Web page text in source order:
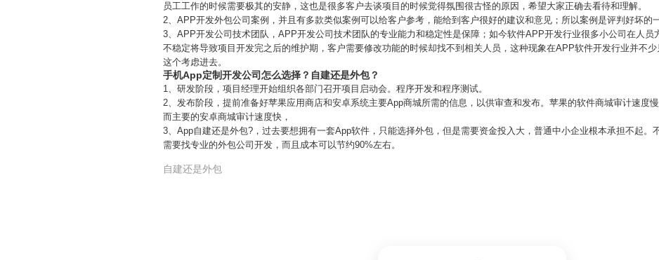
员工工作的时候需要极其的安静，这也是很多客户去谈项目的时候觉得氛围很古怪的原因，希望大家正确去看待和理解。
2、APP开发外包公司案例，并且有多款类似案例可以给客户参考，能给到客户很好的建议和意见；所以案例是评判好坏的
3、APP开发公司技术团队，APP开发公司技术团队的专业能力和稳定性是保障；如今软件APP开发行业很多小公司在人员
不稳定将导致项目开发完之后的维护期，客户需要修改功能的时候却找不到相关人员，这种现象在APP软件开发行业并不
这个考虑进去。
手机App定制开发公司怎么选择？自建还是外包？
1、研发阶段，项目经理开始组织各部门召开项目启动会。程序开发和程序测试。
2、发布阶段，提前准备好苹果应用商店和安卓系统主要App商城所需的信息，以供审查和发布。苹果的软件商城审计速度
而主要的安卓商城审计速度快，
3、App自建还是外包?，过去要想拥有一套App软件，只能选择外包，但是需要资金投入大，普通中小企业根本承担不起。
需要找专业的外包公司开发，而且成本可以节约90%左右。
自建还是外包